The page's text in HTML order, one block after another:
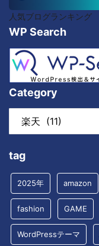
人気ブログランキング
WP Search
Category
tag
2025年 amazon
fashion GAME
WordPressテーマ